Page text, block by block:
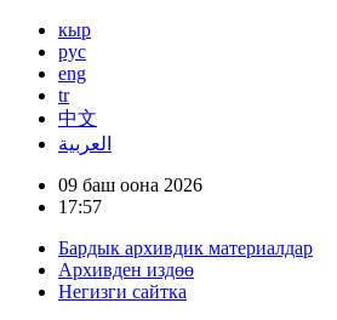
кыр
рус
eng
tr
中文
العربية
09 баш оона 2026
17:57
Бардык архивдик материалдар
Архивден издөө
Негизги сайтка